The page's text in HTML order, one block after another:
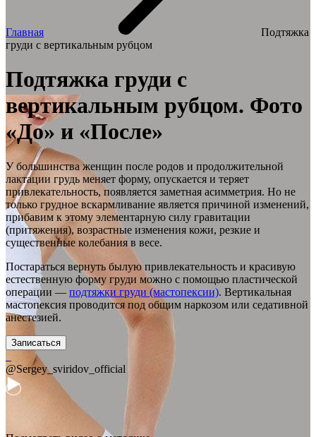
Главная
Подтяжка
груди с вертикальным рубцом
Подтяжка груди с
вертикальным рубцом. Фото
«До» и «После»
У большинства женщин после родов и продолжительной
лактации грудь меняет форму, опускается и теряет
привлекательность, появляется заметная асимметрия. Но не
только грудное вскармливание является причиной изменений,
прибавим к этому элементарную силу гравитации
(притяжения), возрастные изменения кожи, резкие и
существенные колебания в весе.
Постараться вернуть былую привлекательность и красивую
естественную форму груди можно с помощью пластической
операции — подтяжки груди (мастопексии). Вертикальная
мастопексия проводится под общим наркозом или седативной
анестезией.
Записаться
@Sergey_sviridov_official